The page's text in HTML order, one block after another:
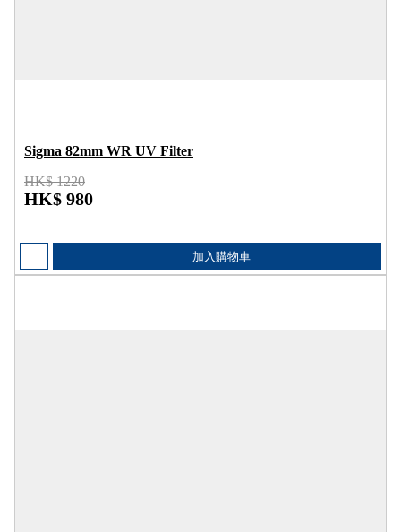
Sigma 82mm WR UV Filter
HK$ 1220
HK$ 980
加入購物車